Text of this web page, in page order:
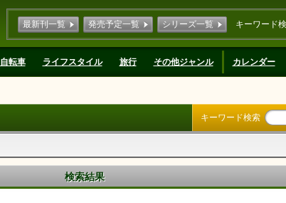
キーワード
最新刊一覧 発売予定一覧 シリーズ一覧
自転車 ライフスタイル 旅行 その他ジャンル カレンダー
キーワード検索
検索結果